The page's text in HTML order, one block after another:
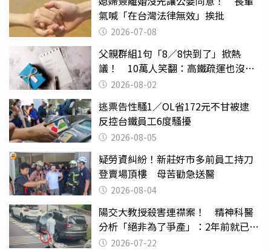
氣喊「在台灣法律無效」挨批
2026-07-08
父親群組1句「8／8快到了」掀熱
議！ 10萬人笑翻：高鐵疏運也沒列
父親節
2026-08-02
逃票告性騷1／OL省172元不甘被逮
反控台鐵員工6度騷擾
2026-08-05
疑勞資糾紛！新莊好市多前員工持刀
登賣場頂樓 母苦勸急送醫
2026-08-04
陽交大教授殺害連襟案！ 精神科醫
分析「絕非為了爭產」：2年前就已言
行詭異
2026-07-22